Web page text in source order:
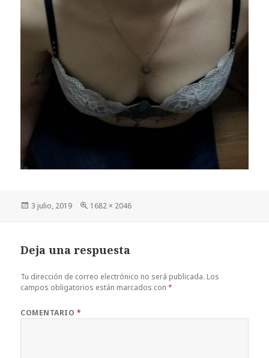
Publicado
3 julio, 2019
Tamaño
1682 × 2046
Deja una respuesta
Tu dirección de correo electrónico no será publicada. Los
campos obligatorios están marcados con*
COMENTARIO *